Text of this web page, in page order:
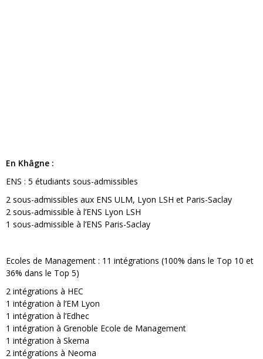
En Khâgne :
ENS : 5 étudiants sous-admissibles
2 sous-admissibles aux ENS ULM, Lyon LSH et Paris-Saclay
2 sous-admissible à l’ENS Lyon LSH
1 sous-admissible à l’ENS Paris-Saclay
Ecoles de Management : 11 intégrations (100% dans le Top 10 et
36% dans le Top 5)
2 intégrations à HEC
1 intégration à l’EM Lyon
1 intégration à l’Edhec
1 intégration à Grenoble Ecole de Management
1 intégration à Skema
2 intégrations à Neoma